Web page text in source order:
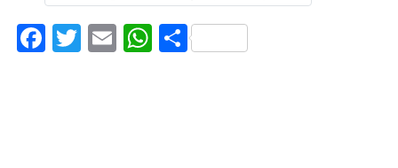
Facebook
TwitterEmailWhatsApp
Share